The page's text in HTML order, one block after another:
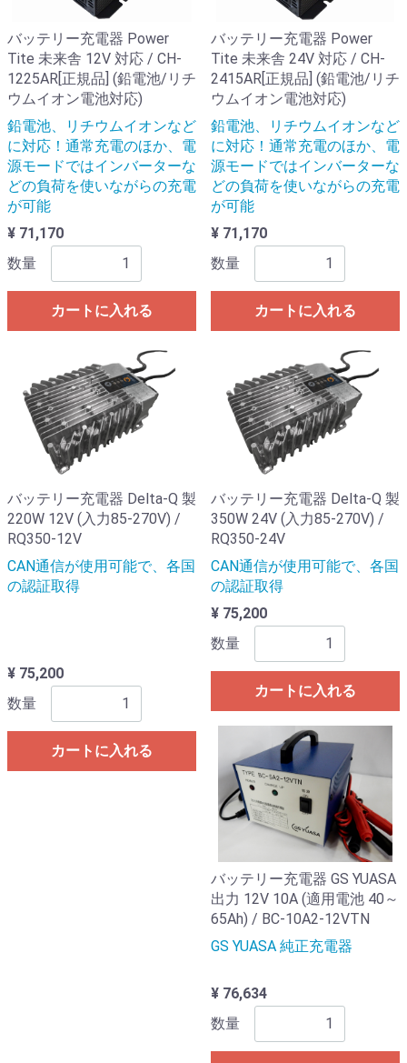
バッテリー充電器 Power
Tite 未来舎 12V 対応 / CH-
1225AR[正規品] (鉛電池/リチ
ウムイオン電池対応)
鉛電池、リチウムイオンなど
に対応！通常充電のほか、電
源モードではインバーターな
どの負荷を使いながらの充電
が可能
¥ 71,170
数量
カートに入れる
バッテリー充電器 Power
Tite 未来舎 24V 対応 / CH-
2415AR[正規品] (鉛電池/リチ
ウムイオン電池対応)
鉛電池、リチウムイオンなど
に対応！通常充電のほか、電
源モードではインバーターな
どの負荷を使いながらの充電
が可能
¥ 71,170
数量
カートに入れる
バッテリー充電器 Delta-Q 製
220W 12V (入力85-270V) /
RQ350-12V
CAN通信が使用可能で、各国
の認証取得
¥ 75,200
数量
カートに入れる
バッテリー充電器 Delta-Q 製
350W 24V (入力85-270V) /
RQ350-24V
CAN通信が使用可能で、各国
の認証取得
¥ 75,200
数量
カートに入れる
バッテリー充電器 GS YUASA
出力 12V 10A (適用電池 40～
65Ah) / BC-10A2-12VTN
GS YUASA 純正充電器
¥ 76,634
数量